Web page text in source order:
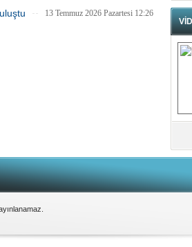
13 Temmuz 2026 Pazartesi 12:26